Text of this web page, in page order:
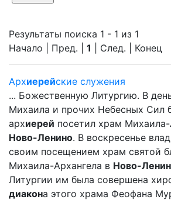
Результаты поиска 1 - 1 из 1
Начало | Пред. | 1 | След. | Конец
Архиерейские служения
... Божественную Литургию. В
Михаила и прочих Небесных Сил
архиерей посетил храм Михаила-
Ново-Ленино. В воскресенье
своим посещением храм святой
Михаила-Архангела в Ново-
Литургии им была совершена
диакона этого храма Феофана